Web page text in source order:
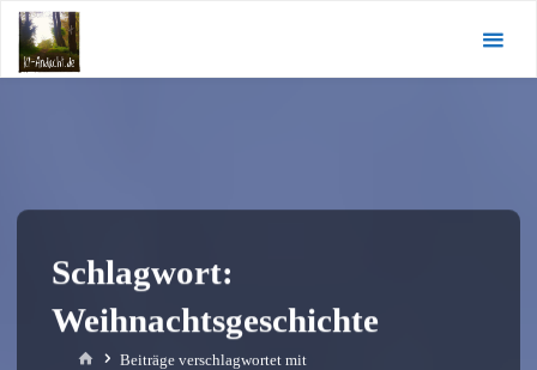
Zum
Inhalt
springen
Schlagwort:
Weihnachtsgeschichte
StartBeiträge verschlagwortet mit